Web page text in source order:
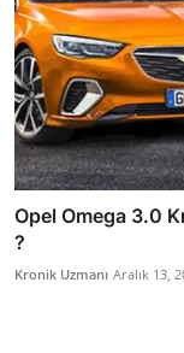
Opel Omega 3.0
?
Kronik Uzmanı Aralık 13,